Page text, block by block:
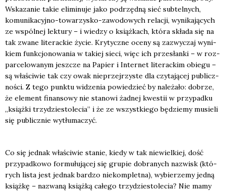
Wska­za­nie takie eli­mi­nu­je jako pod­rzęd­ną sieć sub­tel­nych,
komu­ni­ka­cyj­no-towa­rzy­sko-zawo­do­wych rela­cji, wyni­ka­ją­cych
ze wspól­nej lek­tu­ry – i wie­dzy o książ­kach, któ­ra skła­da się na
tak zwa­ne lite­rac­kie życie. Kry­tycz­ne oce­ny są zazwy­czaj wyni­
kiem funk­cjo­no­wa­nia w takiej sie­ci, więc ich prze­słan­ki – w roz­
par­ce­lo­wa­nym jesz­cze na Papier i Inter­net lite­rac­kim obie­gu –
są wła­ści­wie tak czy owak nie­przej­rzy­ste dla czy­ta­ją­cej publicz­
no­ści. Z tego punk­tu widze­nia powie­dzieć by nale­ża­ło: dobrze,
że ele­ment finan­so­wy nie sta­no­wi żad­nej kwe­stii w przy­pad­ku
„książ­ki trzy­dzie­sto­le­cia” i że ze wszyst­kie­go będzie­my musie­li
się publicz­nie wytłu­ma­czyć.
Co się jed­nak wła­ści­wie sta­nie, kie­dy w tak nie­wiel­kiej, dość
przy­pad­ko­wo for­mu­łu­ją­cej się gru­pie dobra­nych nazwisk (któ­
rych lista jest jed­nak bar­dzo nie­kom­plet­na), wybie­rze­my jed­ną
książ­kę – nazwa­ną książ­ką całe­go trzy­dzie­sto­le­cia? Nie mamy